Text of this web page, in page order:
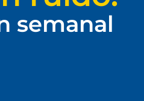
semanal